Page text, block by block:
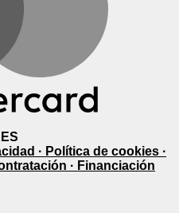
· Política de cookies ·
· Financiación